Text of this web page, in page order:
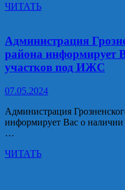
В
поддержали
Всероссийскую
акцию
«Бессмертный
ЧИТАТЬ
Администрация
района информирует
участков под ИЖС
07.05.2024
Администрация
информирует Вас о
…
Администрация
ЧИТАТЬ